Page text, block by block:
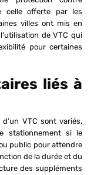
celle offerte par les
villes ont mis en
de VTC qui
pour certaines
liés à
VTC sont variés.
stationnement si le
public pour attendre
de la durée et du
des suppléments